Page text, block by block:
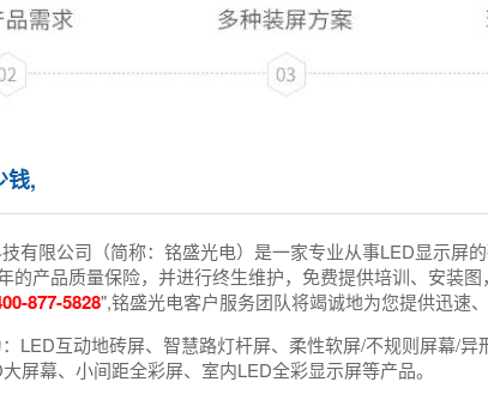
钱,
有限公司（简称：铭盛光电）是一家专业从事LED显示屏
的产品质量保险，并进行终生维护，免费提供培训、安装
877-5828",铭盛光电客户服务团队将竭诚地为您提供迅速、
LED互动地砖屏、智慧路灯杆屏、柔性软屏/不规则屏幕/
屏幕、小间距全彩屏、室内LED全彩显示屏等产品。